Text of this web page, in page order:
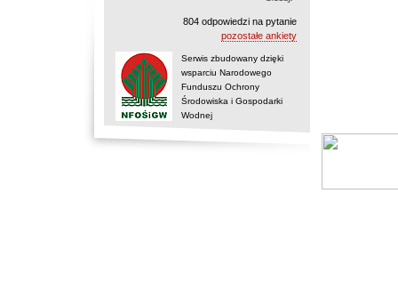
804 odpowiedzi na pytanie
pozostałe ankiety
Serwis zbudowany dzięki
wsparciu Narodowego
Funduszu Ochrony
Środowiska i Gospodarki
Wodnej